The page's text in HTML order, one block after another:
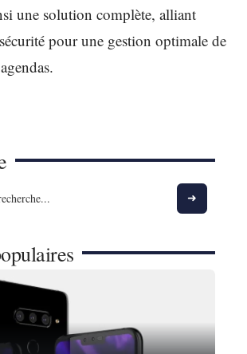
une solution complète, alliant
pour une gestion optimale de